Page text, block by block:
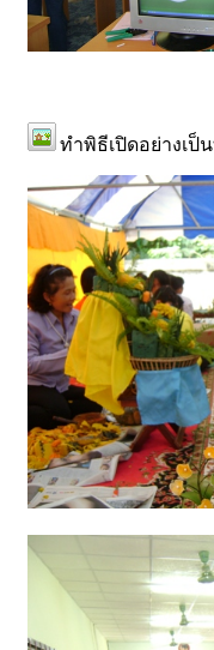
ทำพิธีเปิดอย่างเ